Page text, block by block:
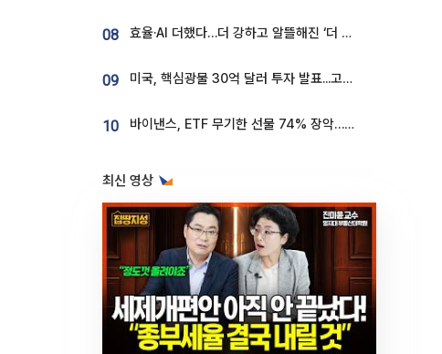
08 효율·AI 더했다…더 강하고 알뜰해진 ‘더 뉴 그랜저 하이브리드’ [ET의 모빌리티]
09 미국, 핵심광물 30억 달러 투자 발표...고려아연 대미투자 언급
10 바이낸스, ETF 무기한 선물 74% 장악…한국 레버리지 ETF 거래 급증 [e가상자산]
최신 영상